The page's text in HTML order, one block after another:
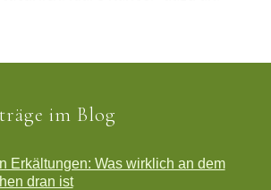
im Blog
Erkältungen: Was wirklich an dem
dran ist